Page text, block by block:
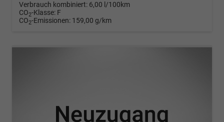
Verbrauch kombiniert: 6,00 l/100km
CO2-Klasse: F
CO2-Emissionen: 159,00 g/km